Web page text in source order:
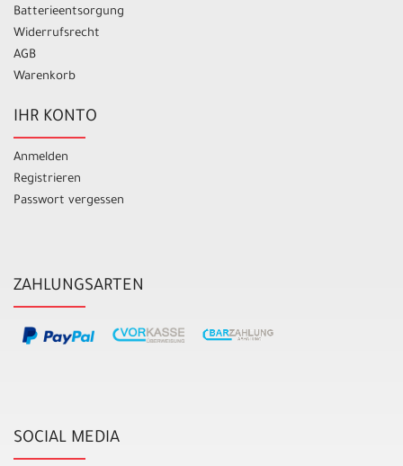
Batterieentsorgung
Widerrufsrecht
AGB
Warenkorb
IHR KONTO
Anmelden
Registrieren
Passwort vergessen
ZAHLUNGSARTEN
SOCIAL MEDIA